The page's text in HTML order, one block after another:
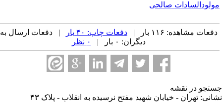
صالحی
دفعات مشاهده: ۱۱۶ بار | دفعات چاپ: ۴۰ بار
| دفعات ارسال به
دیگران: ۰ بار |
در نقشه
تهران - خیابان شهید مفتح نرسیده به انقلاب - پلاک ۴۳